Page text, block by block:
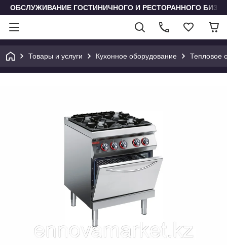
ОБСЛУЖИВАНИЕ ГОСТИНИЧНОГО И РЕСТОРАННОГО
Товары и услуги Кухонное оборудование Тепловое